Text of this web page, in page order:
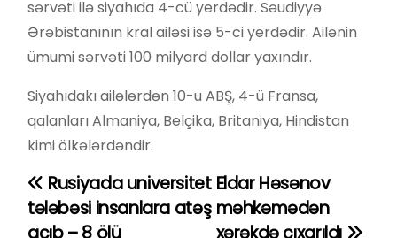
sərvəti ilə siyahıda 4-cü yerdədir. Səudiyyə
Ərəbistanının kral ailəsi isə 5-ci yerdədir. Ailənin
ümumi sərvəti 100 milyard dollar yaxındır.
Siyahıdakı ailələrdən 10-u ABŞ, 4-ü Fransa,
qalanları Almaniya, Belçika, Britaniya, Hindistan
kimi ölkələrdəndir.
Y
a
Eldar Həsənov
məhkəmədən
xərəkdə çıxarıldı
Rusiyada universitet
tələbəsi insanlara atəş
açıb – 8 ölü